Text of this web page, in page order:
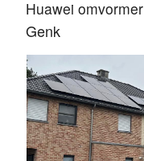
Huawei omvormer
Genk